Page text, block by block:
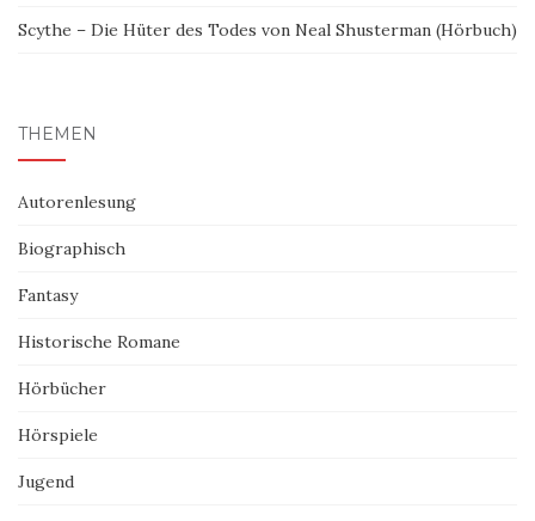
Scythe – Die Hüter des Todes von Neal Shusterman (Hörbuch)
THEMEN
Autorenlesung
Biographisch
Fantasy
Historische Romane
Hörbücher
Hörspiele
Jugend